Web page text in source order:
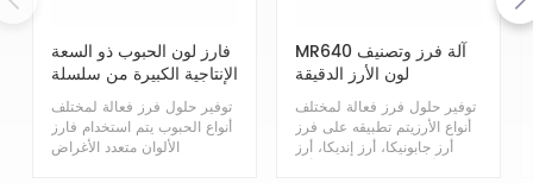
فارز لون الحبوب ذو السعة
الإنتاجية الكبيرة من سلسلة
MG
توفير حلول فرز فعالة لمختلف
أنواع الحبوب يتم استخدام فارز
الألوان متعدد الأغراض
MR640 آلة فرز وتصنيف
لون الأرز الدقيقة
توفير حلول فرز فعالة لمختلف
أنواع الأرزيتم تطبيقه على فرز
أرز جابونيكا، أرز إنديكا، أرز